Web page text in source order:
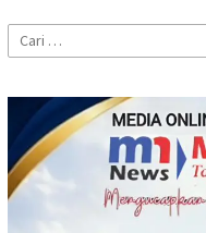
Cari
untuk: